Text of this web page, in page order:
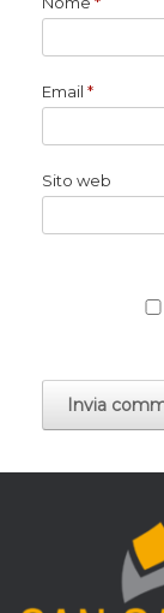
Email *
Sito web